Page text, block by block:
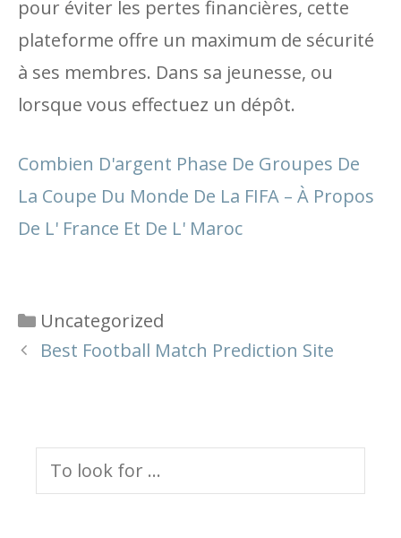
pour éviter les pertes financières, cette
plateforme offre un maximum de sécurité
à ses membres. Dans sa jeunesse, ou
lorsque vous effectuez un dépôt.
Combien D'argent Phase De Groupes De
La Coupe Du Monde De La FIFA – À Propos
De L' France Et De L' Maroc
Categories
Uncategorized
Best Football Match Prediction Site